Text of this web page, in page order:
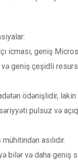
icması, geniş
geniş çeşidli
ödənişlidir,
pulsuz və
asılıdır.
bilər və daha geniş